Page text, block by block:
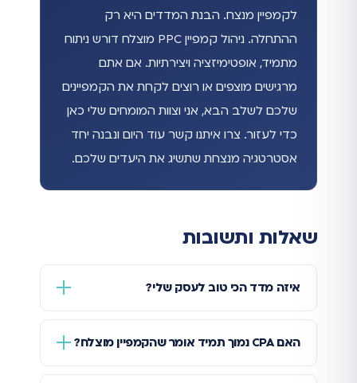
לקמפיין מנצח. הבנת המדדים היא רק
ההתחלה. ניהול קמפיין PPC מוצלח דורש ניתוח
מתמיד, אופטימיזציה ויצירתיות. אם אתם
מרגישים מוצפים או רוצים לקחת את הקמפיינים
שלכם לשלב הבא, אני וצוות המומחים שלי כאן
כדי לעזור. צרו איתנו קשר עוד היום ונבנה יחד
אסטרטגיה מנצחת שתשיג את היעדים שלכם.
שאלות ותשובות
איזה מדד הכי טוב לעסק שלי?
האם CPA נמוך תמיד אומר שהקמפיין מוצלח?